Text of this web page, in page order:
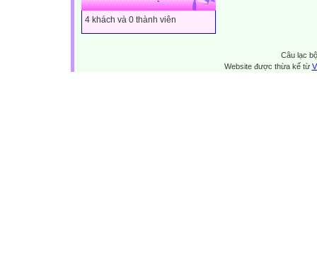
4 khách và 0 thành viên
Câu lạc
Website được thừa kế từ